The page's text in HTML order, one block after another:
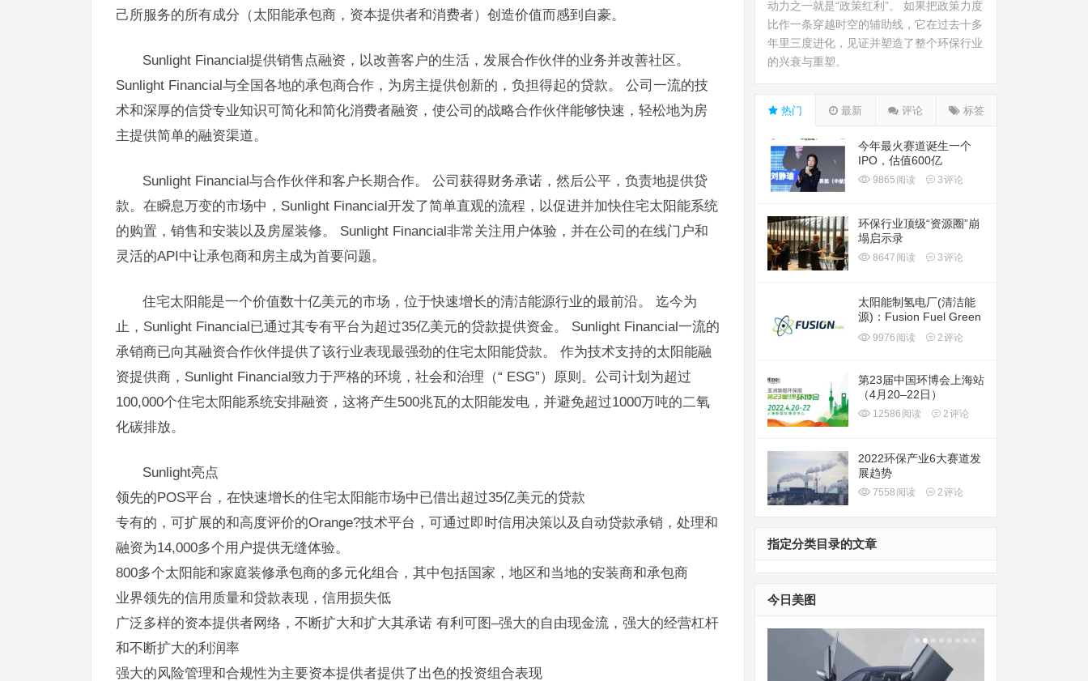
己所服务的所有成分（太阳能承包商，资本提供者和消费者）创造价值而感到自豪。
Sunlight Financial提供销售点融资，以改善客户的生活，发展合作伙伴的业务并改善社区。
Sunlight Financial与全国各地的承包商合作，为房主提供创新的，负担得起的贷款。 公司一流的技
术和深厚的信贷专业知识可简化和简化消费者融资，使公司的战略合作伙伴能够快速，轻松地为房
主提供简单的融资渠道。
Sunlight Financial与合作伙伴和客户长期合作。 公司获得财务承诺，然后公平，负责地提供贷
款。在瞬息万变的市场中，Sunlight Financial开发了简单直观的流程，以促进并加快住宅太阳能系统
的购置，销售和安装以及房屋装修。 Sunlight Financial非常关注用户体验，并在公司的在线门户和
灵活的API中让承包商和房主成为首要问题。
住宅太阳能是一个价值数十亿美元的市场，位于快速增长的清洁能源行业的最前沿。 迄今为
止，Sunlight Financial已通过其专有平台为超过35亿美元的贷款提供资金。 Sunlight Financial一流的
承销商已向其融资合作伙伴提供了该行业表现最强劲的住宅太阳能贷款。 作为技术支持的太阳能融
资提供商，Sunlight Financial致力于严格的环境，社会和治理（“ ESG”）原则。公司计划为超过
100,000个住宅太阳能系统安排融资，这将产生500兆瓦的太阳能发电，并避免超过1000万吨的二氧
化碳排放。
Sunlight亮点
领先的POS平台，在快速增长的住宅太阳能市场中已借出超过35亿美元的贷款
专有的，可扩展的和高度评价的Orange?技术平台，可通过即时信用决策以及自动贷款承销，处理和
融资为14,000多个用户提供无缝体验。
800多个太阳能和家庭装修承包商的多元化组合，其中包括国家，地区和当地的安装商和承包商
业界领先的信用质量和贷款表现，信用损失低
广泛多样的资本提供者网络，不断扩大和扩大其承诺 有利可图–强大的自由现金流，强大的经营杠杆
和不断扩大的利润率
强大的风险管理和合规性为主要资本提供者提供了出色的投资组合表现
动力之一就是“政策红利”。 如果把政策力度
比作一条穿越时空的辅助线，它在过去十多
年里三度进化，见证并塑造了整个环保行业
的兴衰与重塑。
热门 最新 评论 标签
今年最火赛道诞生一个
IPO，估值600亿
9865 阅读 3评论
环保行业顶级“资源圈”崩
塌启示录
8647 阅读 3评论
太阳能制氢电厂(清洁能
源)：Fusion Fuel Green
plc(HTOO)
9976 阅读 2评论
第23届中国环博会上海站
（4月20–22日）
12586 阅读 2评论
2022环保产业6大赛道发
展趋势
7558 阅读 2评论
指定分类目录的文章
今日美图